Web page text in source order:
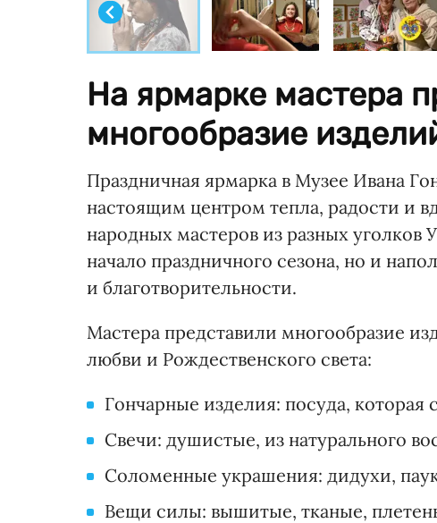
На ярмарке мастера
многообразие
Праздничная ярмарка в Музее Ивана
настоящим центром тепла, радости и
народных мастеров из разных
начало праздничного сезона, но и
и благотворительности.
Мастера представили многообразие
любви и Рождественского света:
Гончарные изделия: посуда, которая
Свечи: душистые, из натурального
Соломенные украшения: дидухи,
Вещи силы: вышитые, тканые,